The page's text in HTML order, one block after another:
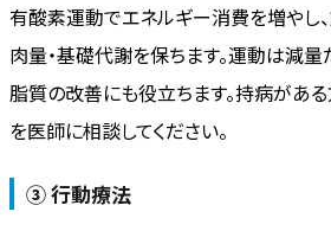
有酸素運動でエネルギー消費を増やし
肉量・基礎代謝を保ちます。運動は減量
脂質の改善にも役立ちます。持病があ
を医師に相談してください。
③ 行動療法